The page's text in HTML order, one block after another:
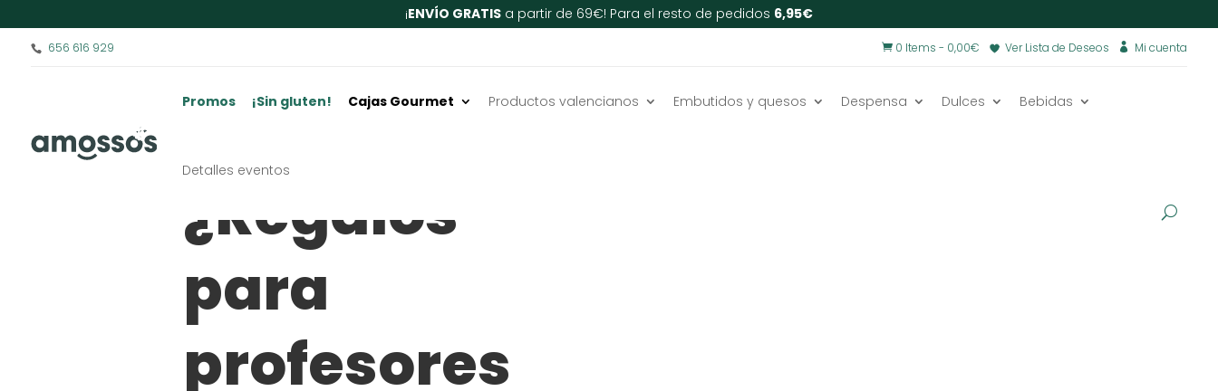
¡ENVÍO GRATIS a partir de 69€! Para el resto de pedidos 6,95€
656 616 929  Mi cuenta
Ver Lista de Deseos
 0 Items - 0,00€
Promos ¡Sin gluten! Cajas Gourmet Productos valencianos Embutidos y quesos Despensa Dulces Bebidas
Detalles eventos
¿Regalos
para
profesores